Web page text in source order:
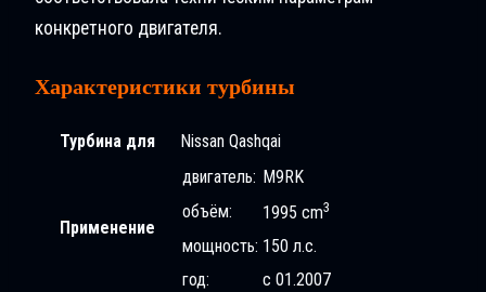
конкретного двигателя.
Характеристики турбины
Турбина для Nissan Qashqai
Применение
двигатель: M9RK
объём:
1995 cm3
мощность: 150 л.с.
год:
с 01.2007